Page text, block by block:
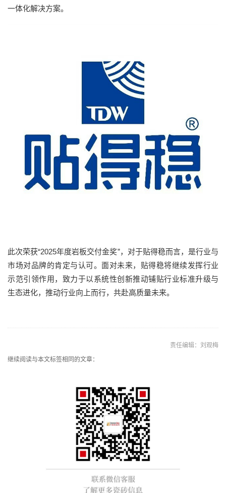
一体化解决方案。
此次荣获“2025年度岩板交付金奖”，对于贴得稳而言，是行业与
市场对品牌的肯定与认可。面对未来，贴得稳将继续发挥行业
示范引领作用，致力于以系统性创新推动铺贴行业标准升级与
生态进化，推动行业向上而行，共赴高质量未来。
责任编辑：刘观梅
继续阅读与本文标签相同的文章：